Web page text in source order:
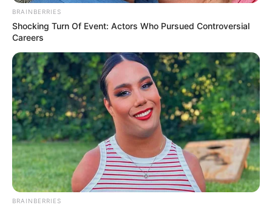
BRAINBERRIES
Shocking Turn Of Event: Actors Who Pursued Controversial
Careers
BRAINBERRIES